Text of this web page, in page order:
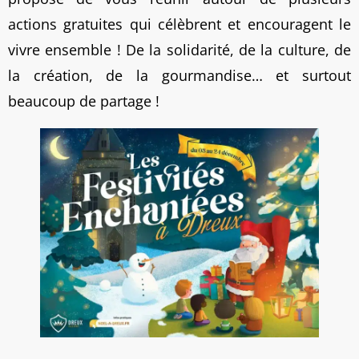
actions gratuites qui célèbrent et encouragent le
vivre ensemble ! De la solidarité, de la culture, de
la création, de la gourmandise… et surtout
beaucoup de partage !